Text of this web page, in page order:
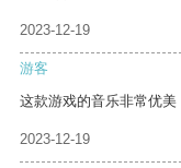
2023-12-19
游客
这款游戏的音乐非常优美
2023-12-19